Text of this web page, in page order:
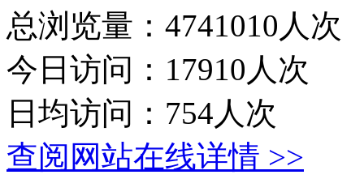
总浏览量：4741010人次
今日访问：17910人次
日均访问：754人次
查阅网站在线详情 >>